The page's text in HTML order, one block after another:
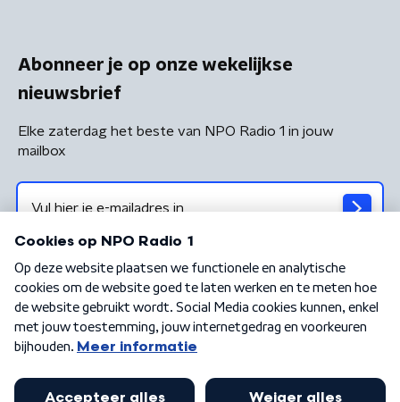
Abonneer je op onze wekelijkse
nieuwsbrief
Elke zaterdag het beste van NPO Radio 1 in jouw
mailbox
Algemene voorwaarden